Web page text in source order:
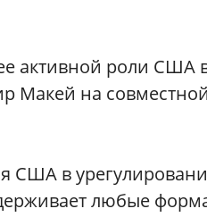
активной роли США
Макей на
США в
любые